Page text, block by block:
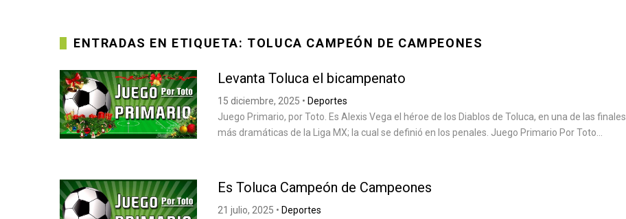
ENTRADAS EN ETIQUETA: TOLUCA CAMPEÓN DE CAMPEONES
Levanta Toluca el bicampenato
15 diciembre, 2025 • Deportes
Juego Primario, por Toto. Es Alexis Vega el héroe de los Diablos de Toluca, en una de las finales
más dramáticas de la Liga MX; la cual se definió en los penales. Juego Primario Por Toto...
Es Toluca Campeón de Campeones
21 julio, 2025 • Deportes